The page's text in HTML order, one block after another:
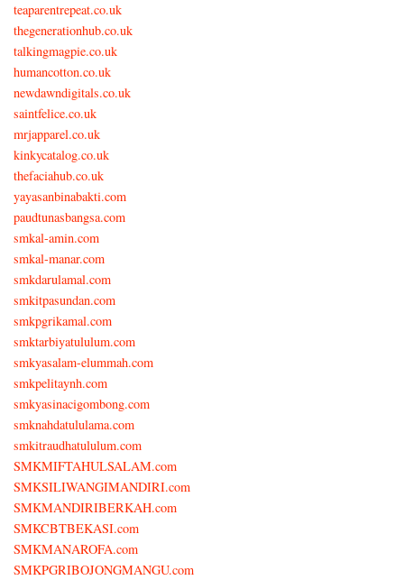
teaparentrepeat.co.uk
thegenerationhub.co.uk
talkingmagpie.co.uk
humancotton.co.uk
newdawndigitals.co.uk
saintfelice.co.uk
mrjapparel.co.uk
kinkycatalog.co.uk
thefaciahub.co.uk
yayasanbinabakti.com
paudtunasbangsa.com
smkal-amin.com
smkal-manar.com
smkdarulamal.com
smkitpasundan.com
smkpgrikamal.com
smktarbiyatululum.com
smkyasalam-elummah.com
smkpelitaynh.com
smkyasinacigombong.com
smknahdatululama.com
smkitraudhatululum.com
SMKMIFTAHULSALAM.com
SMKSILIWANGIMANDIRI.com
SMKMANDIRIBERKAH.com
SMKCBTBEKASI.com
SMKMANAROFA.com
SMKPGRIBOJONGMANGU.com